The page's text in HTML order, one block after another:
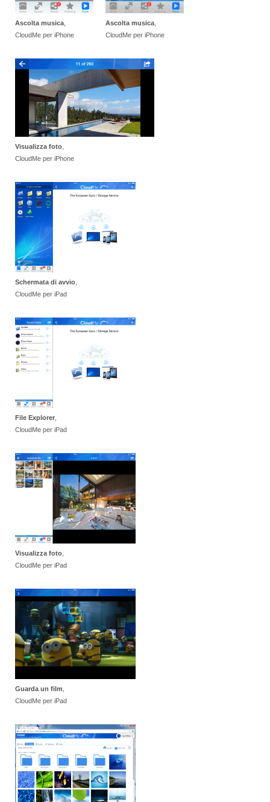
Ascolta musica
CloudMe per iPhone
Ascolta musica
CloudMe per iPhone
Visualizza foto
CloudMe per iPhone
Schermata di avvio
CloudMe per iPad
File Explorer
CloudMe per iPad
Visualizza foto
CloudMe per iPad
Guarda un film
CloudMe per iPad